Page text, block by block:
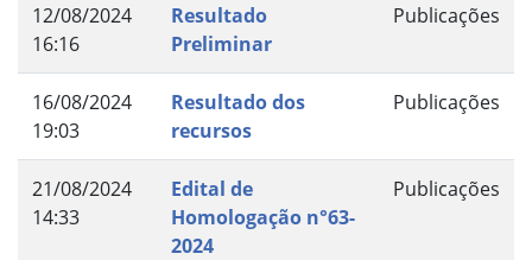
12/08/2024
16:16
Resultado
Preliminar
Publicações
16/08/2024
19:03
Resultado dos
recursos
Publicações
21/08/2024
14:33
Edital de
Homologação n°63-
2024
Publicações